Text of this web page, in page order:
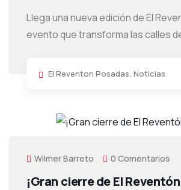
Llega una nueva edición de El
evento que transforma las calles
El Reventon Posadas, Noticias
Wilmer Barreto 0 Comentarios
¡Gran cierre de El